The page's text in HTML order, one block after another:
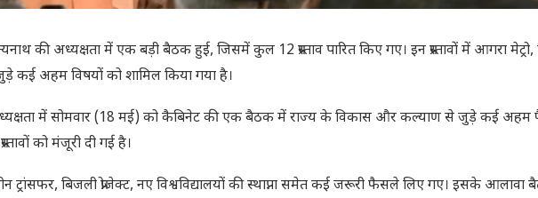
की अध्यक्षता में एक बड़ी बैठक हुई, जिसमें कुल 12 प्रस्ताव पारित किए गए। इन प्रस्तावों में आगरा मेट्रो,
कई अहम विषयों को शामिल किया गया है।
में सोमवार (18 मई) को कैबिनेट की एक बैठक में राज्य के विकास और कल्याण से जुड़े कई अहम
को मंजूरी दी गई है।
बिजली प्रोजेक्ट, नए विश्वविद्यालयों की स्थाप्ना समेत कई जरूरी फैसले लिए गए। इसके आलावा